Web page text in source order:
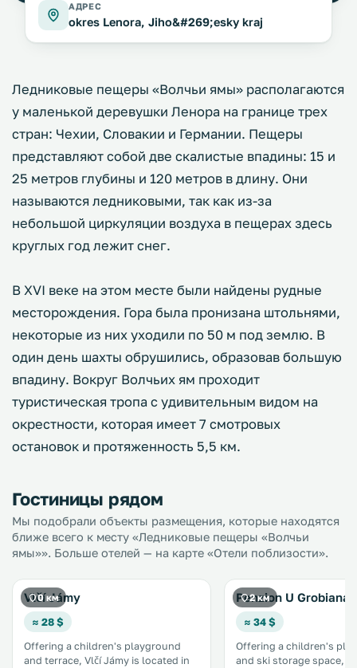
АДРЕС
okres Lenora, Jiho&#269;esky kraj
Ледниковые пещеры «Волчьи ямы» располагаются
у маленькой деревушки Ленора на границе трех
стран: Чехии, Словакии и Германии. Пещеры
представляют собой две скалистые впадины: 15 и
25 метров глубины и 120 метров в длину. Они
называются ледниковыми, так как из-за
небольшой циркуляции воздуха в пещерах здесь
круглых год лежит снег.
В XVI веке на этом месте были найдены рудные
месторождения. Гора была пронизана штольнями,
некоторые из них уходили по 50 м под землю. В
один день шахты обрушились, образовав большую
впадину. Вокруг Волчьих ям проходит
туристическая тропа с удивительным видом на
окрестности, которая имеет 7 смотровых
остановок и протяженность 5,5 км.
Гостиницы рядом
Мы подобрали объекты размещения, которые находятся
ближе всего к месту «Ледниковые пещеры «Волчьи
ямы»». Больше отелей — на карте «Отели поблизости».
0 км
Vlčí Jámy
≈ 28 $
Offering a children's playground
and terrace, Vlčí Jámy is located in
2 км
Penzion U Grobiana
≈ 34 $
Offering a children's
and ski storage space,